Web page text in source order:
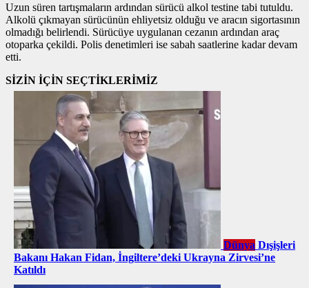
Uzun süren tartışmaların ardından sürücü alkol testine tabi tutuldu.
Alkolü çıkmayan sürücünün ehliyetsiz olduğu ve aracın sigortasının
olmadığı belirlendi. Sürücüye uygulanan cezanın ardından araç
otoparka çekildi. Polis denetimleri ise sabah saatlerine kadar devam
etti.
SİZİN İÇİN SEÇTİKLERİMİZ
Dünya Dışişleri
Bakanı Hakan Fidan, İngiltere’deki Ukrayna Zirvesi’ne
Katıldı